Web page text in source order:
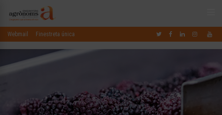
Webmail Finestreta única